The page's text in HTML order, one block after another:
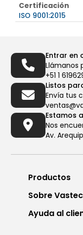
Certificación
ISO 9001:2015
Entrar en
Llámanos
+51 1
Listos
Envía tus
Estamos
Nos
Av.
Productos
Sobre Vastec
Ayuda al